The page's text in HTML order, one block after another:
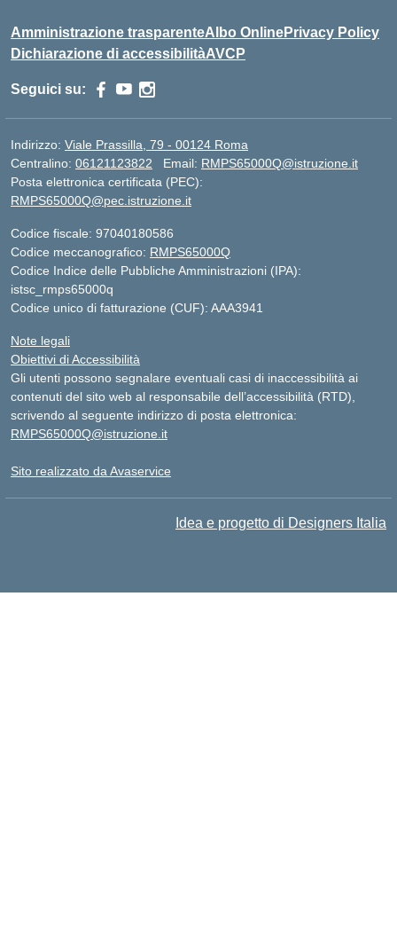
Amministrazione trasparenteAlbo OnlinePrivacy Policy
Dichiarazione di accessibilitàAVCP
Seguici su:
Indirizzo: Viale Prassilla, 79 - 00124 Roma
Centralino: 06121123822 Email: RMPS65000Q@istruzione.it
Posta elettronica certificata (PEC):
RMPS65000Q@pec.istruzione.it
Codice fiscale: 97040180586
Codice meccanografico: RMPS65000Q
Codice Indice delle Pubbliche Amministrazioni (IPA):
istsc_rmps65000q
Codice unico di fatturazione (CUF): AAA3941
Note legali
Obiettivi di Accessibilità
Gli utenti possono segnalare eventuali casi di inaccessibilità ai
contenuti del sito web al responsabile dell’accessibilità (RTD),
scrivendo al seguente indirizzo di posta elettronica:
RMPS65000Q@istruzione.it
Sito realizzato da Avaservice
Idea e progetto di Designers Italia